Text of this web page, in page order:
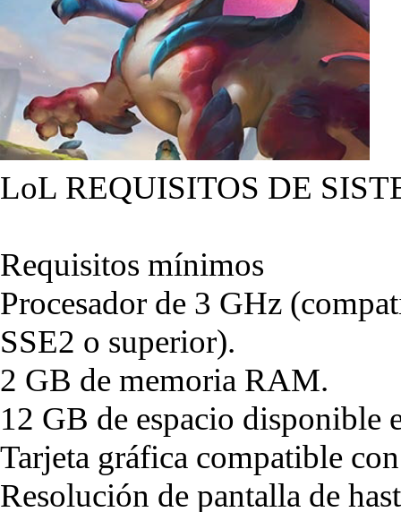
LoL REQUISITOS DE
Requisitos mínimos
Procesador de 3 GHz
SSE2 o superior).
2 GB de memoria RAM.
12 GB de espacio disponible
Tarjeta gráfica compatible
Resolución de pantalla de